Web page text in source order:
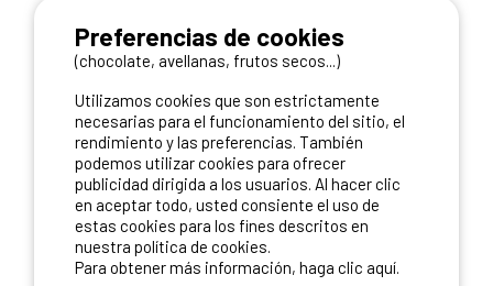
ME INSCRIBO
NUESTROS PARTNERS
Preferencias de cookies
(chocolate, avellanas, frutos secos...)
Utilizamos cookies que son estrictamente
necesarias para el funcionamiento del sitio, el
rendimiento y las preferencias. También
podemos utilizar cookies para ofrecer
publicidad dirigida a los usuarios. Al hacer clic
en aceptar todo, usted consiente el uso de
estas cookies para los fines descritos en
nuestra política de cookies.
Para obtener más información, haga clic aquí.